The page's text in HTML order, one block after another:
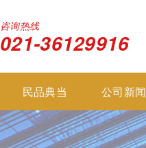
咨询热线
021-36129916
民品典当 公司新闻